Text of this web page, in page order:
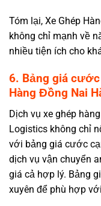
Tóm lại, Xe Ghép
không chỉ mạnh về
nhiều tiện ích cho
6. Bảng giá cước
Hàng Đồng Nai
Dịch vụ xe ghép
Logistics không chỉ
với bảng giá cước
dịch vụ vận chuyển
giá cả hợp lý. Bảng
xuyên để phù hợp